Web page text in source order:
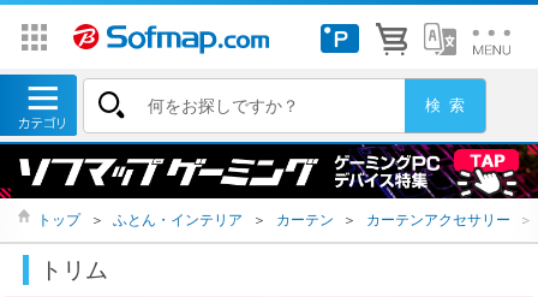
トップ ＞ ふとん・インテリア ＞ カーテン ＞ カーテンアクセサリー ＞
トリム